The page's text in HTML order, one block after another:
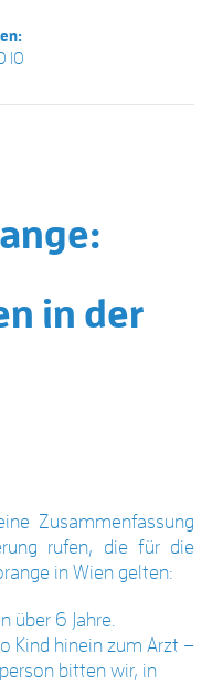
10
in der
Zusammenfassung
rufen, die für die
in Wien gelten:
über 6 Jahre.
Kind hinein zum Arzt –
bitten wir, in